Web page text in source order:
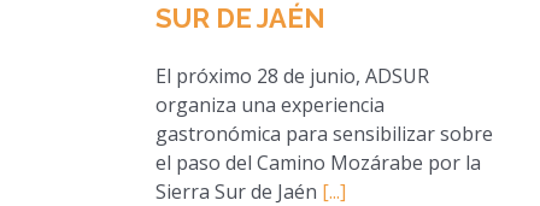
SUR DE JAÉN
El próximo 28 de junio, ADSUR
organiza una experiencia
gastronómica para sensibilizar sobre
el paso del Camino Mozárabe por la
Sierra Sur de Jaén [...]